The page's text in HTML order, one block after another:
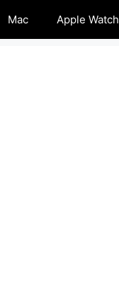
Mac Apple Watch